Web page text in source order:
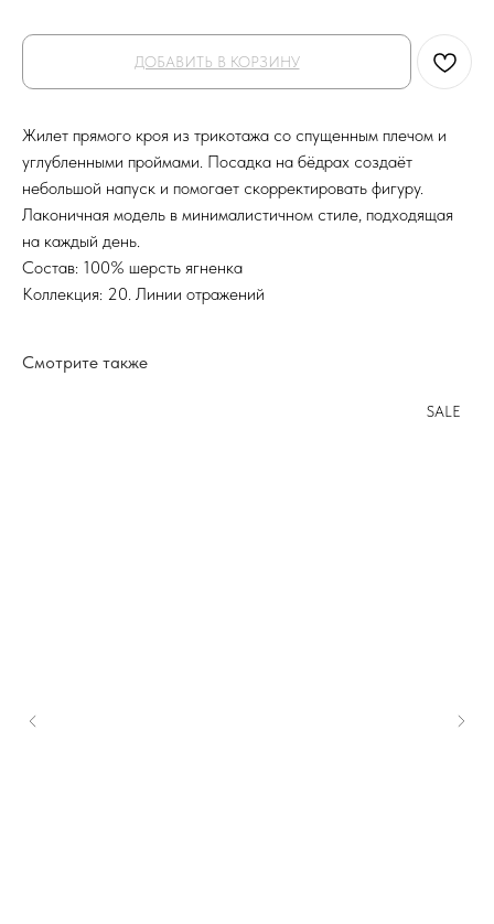
ДОБАВИТЬ В КОРЗИНУ
Жилет прямого кроя из трикотажа со спущенным плечом и
углубленными проймами. Посадка на бёдрах создаёт
небольшой напуск и помогает скорректировать фигуру.
Лаконичная модель в минималистичном стиле, подходящая
на каждый день.
Состав: 100% шерсть ягненка
Коллекция: 20. Линии отражений
Смотрите также
SALE